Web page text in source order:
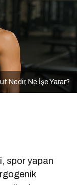
Nedir, Ne İşe Yarar?
spor yapan